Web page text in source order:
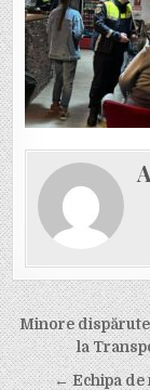
Minore
la
← Echipa de